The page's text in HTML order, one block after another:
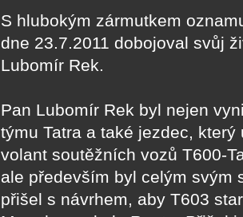
S hlubokým zármutkem
dne 23.7.2011 dobojoval svůj
Lubomír Rek.
Pan Lubomír Rek byl nejen
týmu Tatra a také jezdec,
volant soutěžních vozů T600-
ale především byl celým svým
přišel s návrhem, aby T603